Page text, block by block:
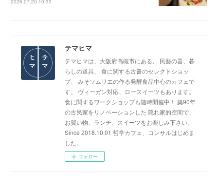
テマヒマ
テマヒマは、大阪府高槻市にある、 民藝の器、暮
らしの道具、 食に関する古書のセレクトショッ
プ、 みそソムリエの作る発酵食品中心のカフェで
す。 ヴィーガン対応、ロースイーツもあります。
食に関するワークショップも随時開催中！ 築90年
の古民家をリノベーションした 隠れ家的空間で、
お買い物、ランチ、スイーツをお楽しみ下さい。
Since 2018.10.01 哲学カフェ、コンサルはじめま
した。
フォロー